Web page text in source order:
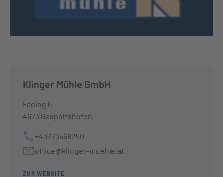
Klinger Mühle GmbH
Fading 6
4673 Gaspoltshofen
+43773568250
office@klinger-muehle.at
ZUR WEBSITE